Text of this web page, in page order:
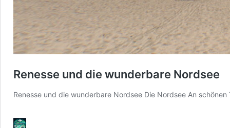
Renesse und die wunderbare Nordsee
Renesse und die wunderbare Nordsee Die Nordsee An